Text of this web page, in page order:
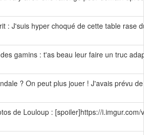
: J'suis hyper choqué de cette table
gamins : t'as beau leur faire un truc
? On peut plus jouer ! J'avais prévu
de Louloup : [spoiler]https://